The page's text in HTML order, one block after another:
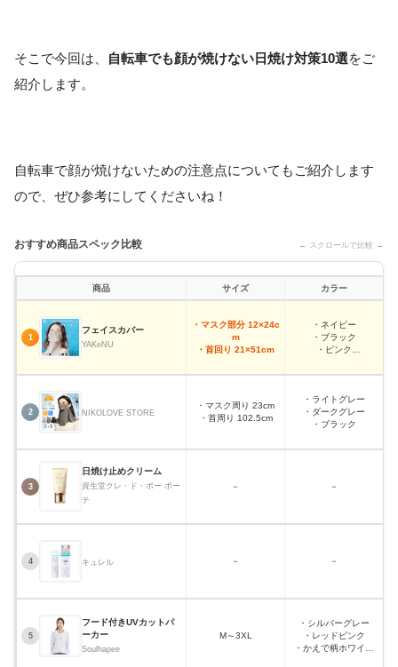
そこで今回は、 自転車でも顔が焼けない日焼け対策10選をご
紹介します。
自転車で顔が焼けないための注意点についてもご紹介します
ので、ぜひ参考にしてくださいね！
おすすめ商品スペック比較 ← スクロールで比較 →
商品 サイズ カラー
1
フェイスカバー
YAKeNU
・マスク部分 12×24c
m
・首回り 21×51cm
・ネイビー
・ブラック
・ピンク
2 NIKOLOVE STORE
・マスク周り 23cm
・首周り 102.5cm
・ライトグレー
・ダークグレー
・ブラック
3
日焼け止めクリーム
資生堂クレ・ド・ポー ボー
テ
－ －
4 キュレル － －
5
フード付きUVカットパ
ーカー
Soulhapee
M～3XL
・シルバーグレー
・レッドピンク
・かえで柄ホワイト